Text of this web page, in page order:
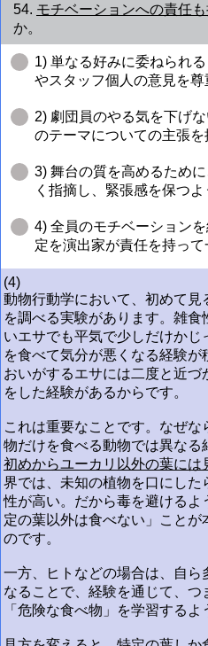
54. モチベーションへの責任
か。
1) 単なる好みに委ねられ
やスタッフ個人の意見を尊
2) 劇団員のやる気を下げ
のテーマについての主張を
3) 舞台の質を高めるため
く指摘し、緊張感を保つよ
4) 全員のモチベーション
定を演出家が責任を持って
(4)
動物行動学において、初めて
を調べる実験があります。雑
いエサでも平気で少しだけか
を食べて気分が悪くなる経験
おいがするエサには二度と近
をした経験があるからです。
これは重要なことです。なぜ
物だけを食べる動物では異な
初めからユーカリ以外の葉には
界では、未知の植物を口にし
性が高い。だから毒を避ける
定の葉以外は食べない」こと
のです。
一方、ヒトなどの場合は、自ら
なることで、経験を通じて、つ
「危険な食べ物」を学習するよ